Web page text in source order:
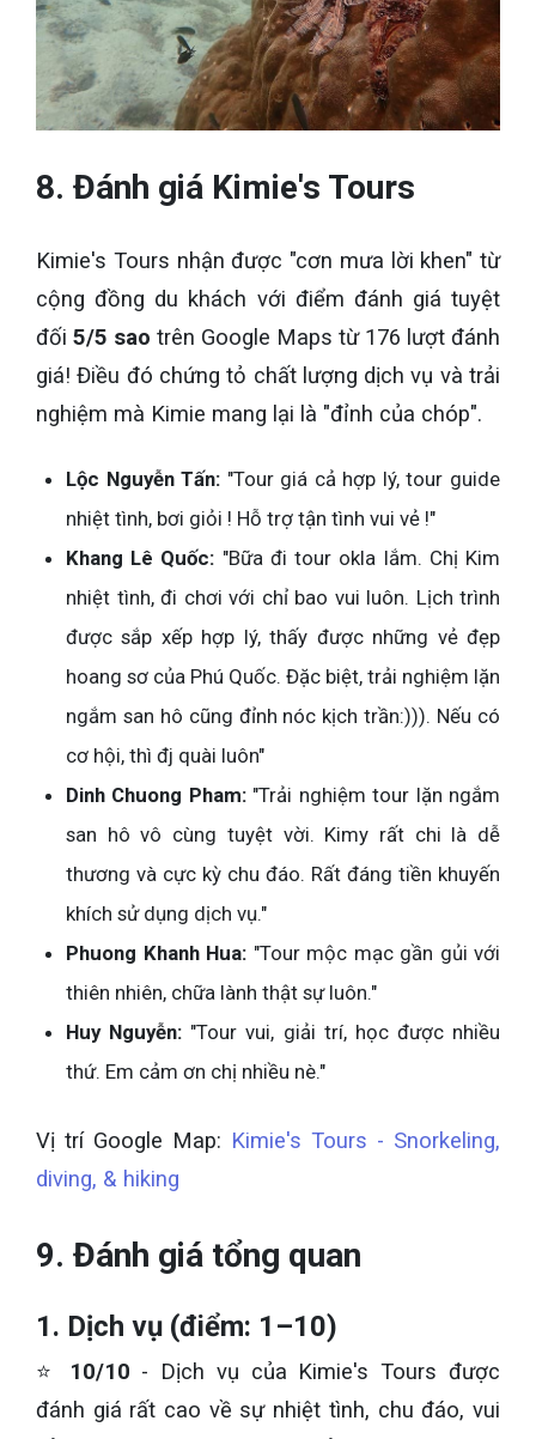
8. Đánh giá Kimie's Tours
Kimie's Tours nhận được "cơn mưa lời khen" từ
cộng đồng du khách với điểm đánh giá tuyệt
đối 5/5 sao trên Google Maps từ 176 lượt đánh
giá! Điều đó chứng tỏ chất lượng dịch vụ và trải
nghiệm mà Kimie mang lại là "đỉnh của chóp".
Lộc Nguyễn Tấn: "Tour giá cả hợp lý, tour guide
nhiệt tình, bơi giỏi ! Hỗ trợ tận tình vui vẻ !"
Khang Lê Quốc: "Bữa đi tour okla lắm. Chị Kim
nhiệt tình, đi chơi với chỉ bao vui luôn. Lịch trình
được sắp xếp hợp lý, thấy được những vẻ đẹp
hoang sơ của Phú Quốc. Đặc biệt, trải nghiệm lặn
ngắm san hô cũng đỉnh nóc kịch trần:))). Nếu có
cơ hội, thì đj quài luôn"
Dinh Chuong Pham:"Trải nghiệm tour lặn ngắm
san hô vô cùng tuyệt vời. Kimy rất chi là dễ
thương và cực kỳ chu đáo. Rất đáng tiền khuyến
khích sử dụng dịch vụ."
Phuong Khanh Hua: "Tour mộc mạc gần gủi với
thiên nhiên, chữa lành thật sự luôn."
Huy Nguyễn: "Tour vui, giải trí, học được nhiều
thứ. Em cảm ơn chị nhiều nè."
Vị trí Google Map: Kimie's Tours - Snorkeling,
diving, & hiking
9. Đánh giá tổng quan
1. Dịch vụ (điểm: 1–10)
⭐ 10/10 - Dịch vụ của Kimie's Tours được
đánh giá rất cao về sự nhiệt tình, chu đáo, vui